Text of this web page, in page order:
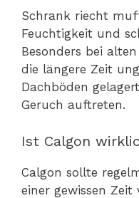
Schrank riecht
Feuchtigkeit und
Besonders bei
die längere Zeit
Dachböden
Geruch auftreten.
Ist Calgon
Calgon sollte
einer gewissen